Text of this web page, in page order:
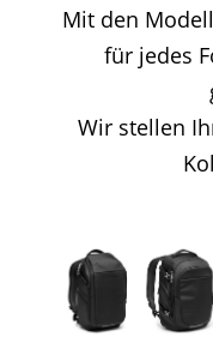
Mit den
für jedes
Wir stellen